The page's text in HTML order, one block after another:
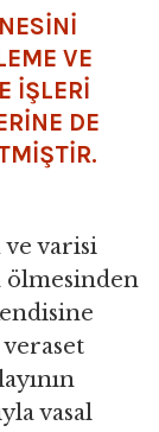
VE
İŞLERİ
DE
ve varisi
ölmesinden
vasal